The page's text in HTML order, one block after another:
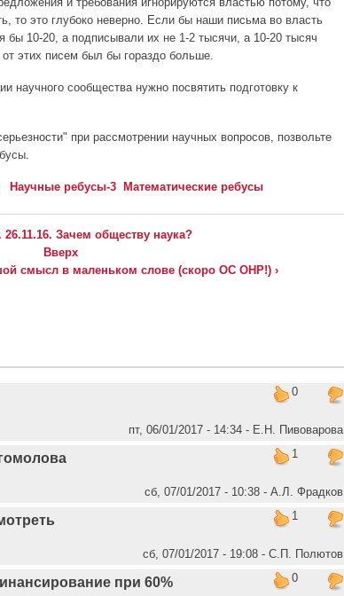
то это глубоко неверно. Если бы наши письма во власть
бы 10-20, а подписывали их не 1-2 тысячи, а 10-20 тысяч
этих писем был бы гораздо больше.
научного сообщества нужно посвятить подготовку к
при рассмотрении научных вопросов, позвольте
Научные ребусы-3 Математические ребусы
26.11.16. Зачем обществу наука?
Вверх
смысл в маленьком слове (скоро ОС ОНР!) ›
0
пт, 06/01/2017 - 14:34 - Е.Н. Пивоварова
1
сб, 07/01/2017 - 10:38 - А.Л. Фрадков
1
сб, 07/01/2017 - 19:08 - C.П. Полютов
0
при 60%